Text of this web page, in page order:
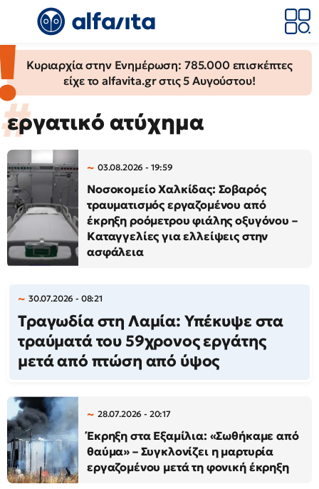
Κυριαρχία στην Ενημέρωση: 785.000 επισκέπτες
είχε το alfavita.gr στις 5 Αυγούστου!
εργατικό ατύχημα
03.08.2026 - 19:59
Νοσοκομείο Χαλκίδας: Σοβαρός
τραυματισμός εργαζομένου από
έκρηξη ροόμετρου φιάλης οξυγόνου –
Καταγγελίες για ελλείψεις στην
ασφάλεια
30.07.2026 - 08:21
Τραγωδία στη Λαμία: Υπέκυψε στα
τραύματά του 59χρονος εργάτης
μετά από πτώση από ύψος
28.07.2026 - 20:17
Έκρηξη στα Εξαμίλια: «Σωθήκαμε από
θαύμα» – Συγκλονίζει η μαρτυρία
εργαζομένου μετά τη φονική έκρηξη